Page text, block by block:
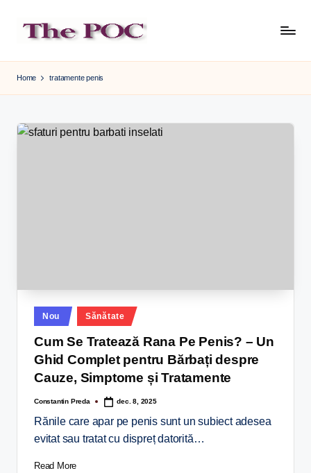
content
Home tratamente penis
Nou Sănătate
Cum Se Tratează Rana Pe Penis? – Un
Ghid Complet pentru Bărbați despre
Cauze, Simptome și Tratamente
Constantin Preda dec. 8, 2025
Rănile care apar pe penis sunt un subiect adesea
evitat sau tratat cu dispreț datorită…
Read More